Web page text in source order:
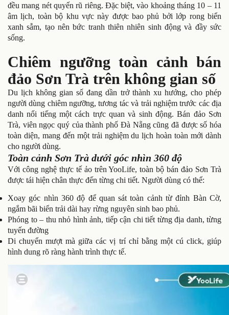
đều mang nét quyến rũ riêng. Đặc biệt, vào khoảng tháng 10 – 11
âm lịch, toàn bộ khu vực này được bao phủ bởi lớp rong biển
xanh sẫm, tạo nên bức tranh thiên nhiên sinh động và đầy sức
sống.
Chiêm ngưỡng toàn cảnh bán
đảo Sơn Trà trên không gian số
Du lịch không gian số đang dần trở thành xu hướng, cho phép
người dùng chiêm ngưỡng, tương tác và trải nghiệm trước các địa
danh nổi tiếng một cách trực quan và sinh động. Bán đảo Sơn
Trà, viên ngọc quý của thành phố Đà Nẵng cũng đã được số hóa
toàn diện, mang đến một trải nghiệm du lịch hoàn toàn mới dành
cho người dùng.
Toàn cảnh Sơn Trà dưới góc nhìn 360 độ
Với công nghệ thực tế ảo trên YooLife, toàn bộ bán đảo Sơn Trà
được tái hiện chân thực đến từng chi tiết. Người dùng có thể:
Xoay góc nhìn 360 độ để quan sát toàn cảnh từ đỉnh Bàn Cờ,
ngắm bãi biển trải dài hay rừng nguyên sinh bao phủ.
Phóng to – thu nhỏ hình ảnh, tiếp cận chi tiết từng địa danh, từng
tuyến đường
Di chuyển mượt mà giữa các vị trí chỉ bằng một cú click, giúp
hình dung rõ ràng hành trình thực tế.